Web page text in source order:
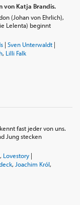
von Katja Brandis.
(Johan von Ehrlich),
Lelenta) beginnt
| Sven Unterwaldt|
, Lilli Falk
fast jeder von uns.
Jung stecken
, Lovestory|
, Joachim Król,